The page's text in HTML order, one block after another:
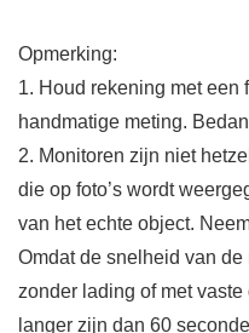
Opmerking:
1. Houd rekening met een
handmatige meting.
2. Monitoren zijn niet
die op foto’s wordt
van het echte object.
Omdat de snelheid van
zonder lading of met
langer zijn dan 60